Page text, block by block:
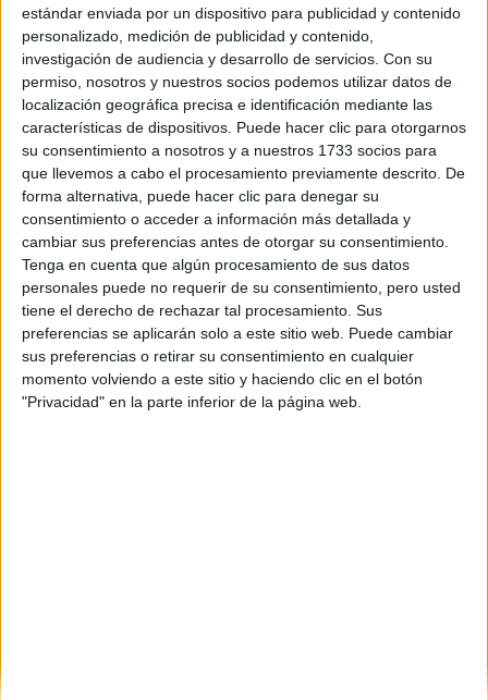
estándar enviada por un dispositivo para publicidad y contenido
personalizado, medición de publicidad y contenido,
investigación de audiencia y desarrollo de servicios. Con su
permiso, nosotros y nuestros socios podemos utilizar datos de
localización geográfica precisa e identificación mediante las
características de dispositivos. Puede hacer clic para otorgarnos
su consentimiento a nosotros y a nuestros 1733 socios para
que llevemos a cabo el procesamiento previamente descrito. De
forma alternativa, puede hacer clic para denegar su
consentimiento o acceder a información más detallada y
cambiar sus preferencias antes de otorgar su consentimiento.
Tenga en cuenta que algún procesamiento de sus datos
personales puede no requerir de su consentimiento, pero usted
tiene el derecho de rechazar tal procesamiento. Sus
preferencias se aplicarán solo a este sitio web. Puede cambiar
sus preferencias o retirar su consentimiento en cualquier
momento volviendo a este sitio y haciendo clic en el botón
"Privacidad" en la parte inferior de la página web.
Máster Universitario en
Nanociencia y
Nanotecnología
Impartido en:
Facultad de Química
Peso:
3
Duración:
1.0 años
Créditos ECTS:
60
Coste primer año:
836 €
Máster Universitario en
Nanociencia y